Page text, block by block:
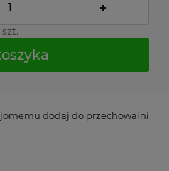
+
szt.
dodaj do przechowalni